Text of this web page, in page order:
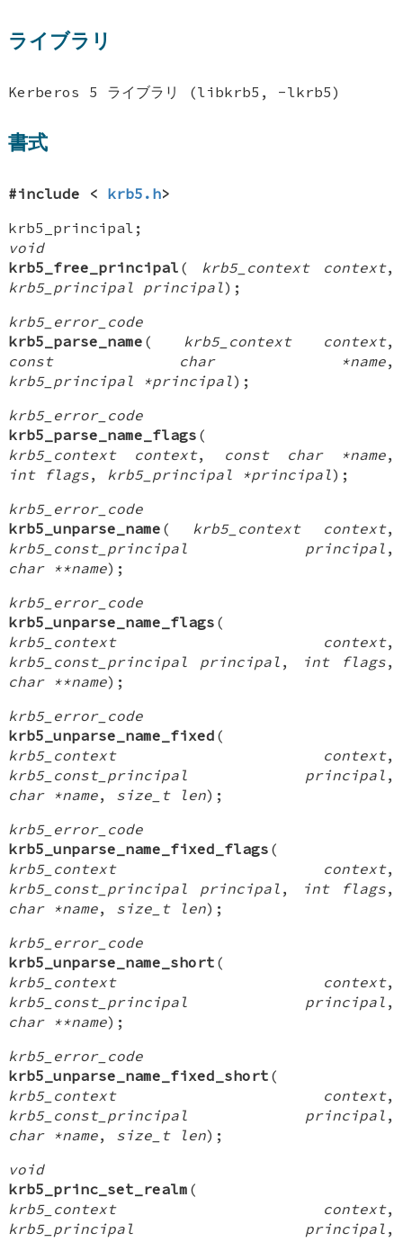
ライブラリ
Kerberos 5 ライブラリ (libkrb5, -lkrb5)
書式
#include < krb5.h>
krb5_principal ;
void
krb5_free_principal ( krb5_context context,
krb5_principal principal );
krb5_error_code
krb5_parse_name ( krb5_context context,
const char *name,
krb5_principal *principal );
krb5_error_code
krb5_parse_name_flags (
krb5_context context, const char *name,
int flags, krb5_principal *principal );
krb5_error_code
krb5_unparse_name ( krb5_context context,
krb5_const_principal principal ,
char **name);
krb5_error_code
krb5_unparse_name_flags (
krb5_context context,
krb5_const_principal principal , int flags,
char **name);
krb5_error_code
krb5_unparse_name_fixed (
krb5_context context,
krb5_const_principal principal ,
char *name, size_t len);
krb5_error_code
krb5_unparse_name_fixed_flags (
krb5_context context,
krb5_const_principal principal , int flags,
char *name, size_t len);
krb5_error_code
krb5_unparse_name_short (
krb5_context context,
krb5_const_principal principal ,
char **name);
krb5_error_code
krb5_unparse_name_fixed_short (
krb5_context context,
krb5_const_principal principal ,
char *name, size_t len);
void
krb5_princ_set_realm (
krb5_context context,
krb5_principal principal ,